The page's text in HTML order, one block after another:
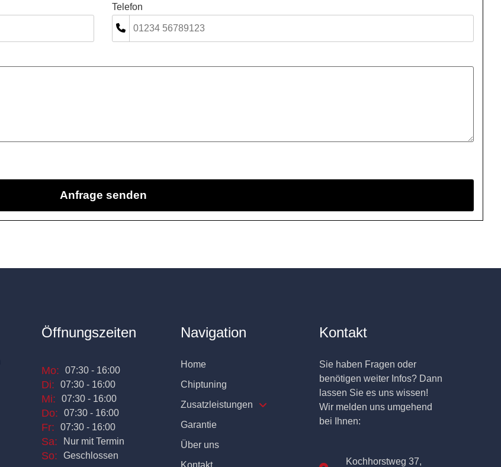
Telefon
Öffnungszeiten
Mo: 07:30 - 16:00
Di: 07:30 - 16:00
Mi: 07:30 - 16:00
Do: 07:30 - 16:00
Fr: 07:30 - 16:00
Sa: Nur mit Termin
So: Geschlossen
Navigation
Home
Chiptuning
Zusatzleistungen
Garantie
Über uns
Kontakt
Kontakt
Sie haben Fragen oder
benötigen weiter Infos? Dann
lassen Sie es uns wissen!
Wir melden uns umgehend
bei Ihnen:
Kochhorstweg 37,